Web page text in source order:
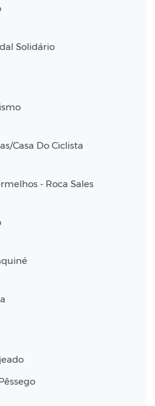
Solidário
Casa Do Ciclista
- Roca Sales